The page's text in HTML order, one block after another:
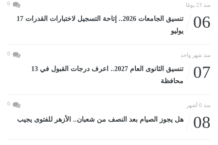
منذ 23 يومًا 0
06
تنسيق الجامعات 2026.. إتاحة التسجيل لاختبارات القدرات 17
يوليو
منذ شهر واحد 0
07
تنسيق الثانوى العام 2027.. اعرف درجات القبول في 13
محافظة
منذ 6 أشهر 0
08 هل يجوز الصيام بعد النصف من شعبان.. الأزهر للفتوى يجيب